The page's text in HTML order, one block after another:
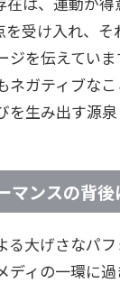
を受け入れ、そ
ジを伝えてい
ネガティブな
を生み出す源
マンスの背
大げさなパフ
ディの一環に